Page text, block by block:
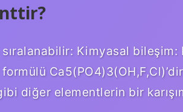
Kimyasal
diğer elementlerin bir